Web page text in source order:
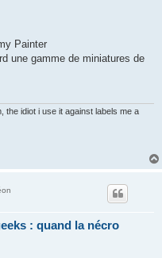
Painter
une gamme de miniatures de
the idiot i use it against labels me a
: quand la nécro